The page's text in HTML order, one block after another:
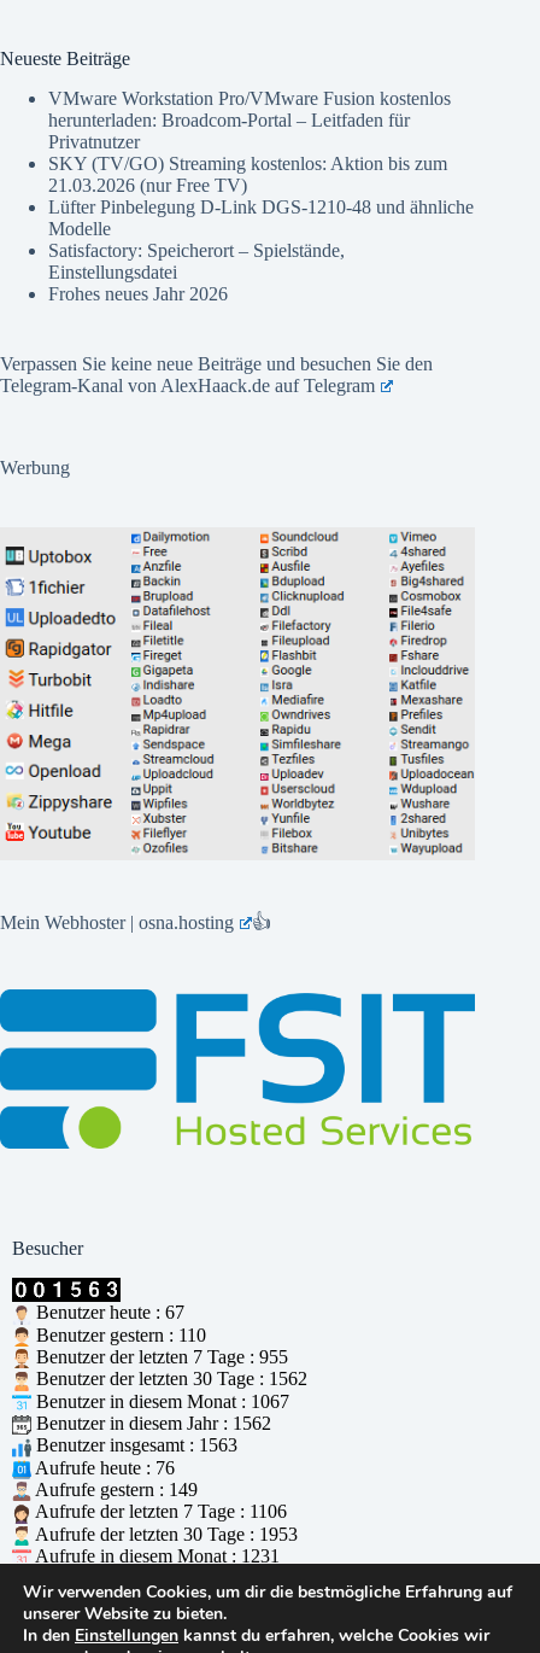
Neueste Beiträge
VMware Workstation Pro/VMware Fusion kostenlos
herunterladen: Broadcom-Portal – Leitfaden für
Privatnutzer
SKY (TV/GO) Streaming kostenlos: Aktion bis zum
21.03.2026 (nur Free TV)
Lüfter Pinbelegung D-Link DGS-1210-48 und ähnliche
Modelle
Satisfactory: Speicherort – Spielstände,
Einstellungsdatei
Frohes neues Jahr 2026
Verpassen Sie keine neue Beiträge und besuchen Sie den
Telegram-Kanal von AlexHaack.de aufTelegram
Werbung
Mein Webhoster | osna.hosting 👍
Besucher
Benutzer heute : 67
Benutzer gestern : 110
Benutzer der letzten 7 Tage : 955
Benutzer der letzten 30 Tage : 1562
Benutzer in diesem Monat : 1067
Benutzer in diesem Jahr : 1562
Benutzer insgesamt : 1563
Aufrufe heute : 76
Aufrufe gestern : 149
Aufrufe der letzten 7 Tage : 1106
Aufrufe der letzten 30 Tage : 1953
Aufrufe in diesem Monat : 1231
Aufrufe insgesamt : 1954
Wer ist online : 0
Unterstützt durchWPS Visitor Counter
Wir verwenden Cookies, um dir die bestmögliche Erfahrung auf
unserer Website zu bieten.
In den Einstellungen kannst du erfahren, welche Cookies wir